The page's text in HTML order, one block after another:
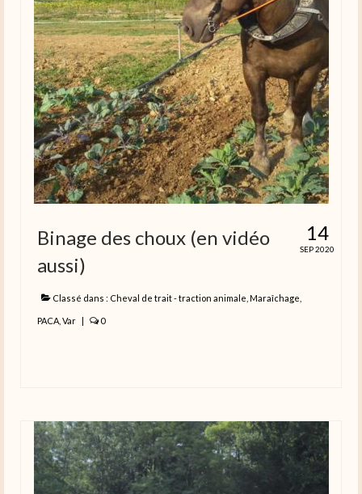
14
SEP 2020
Binage des choux (en vidéo
aussi)
Classé dans : Cheval de trait - traction animale Maraîchage
PACA Var 0